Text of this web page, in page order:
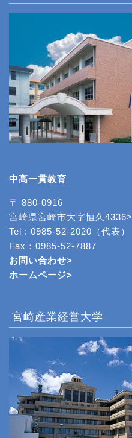
中高一貫教育
〒 880-0916
宮崎県宮崎市大字恒久4336>
Tel : 0985-52-2020（代表）
Fax：0985-52-7887
お問い合わせ>
ホームページ>
宮崎産業経営大学